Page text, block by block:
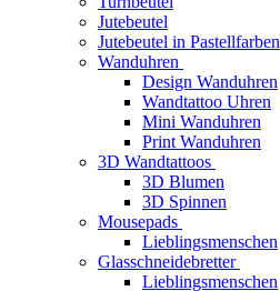
Jutebeutel
Jutebeutel in Pastellfarben
Wanduhren
Design Wanduhren
Wandtattoo Uhren
Mini Wanduhren
Print Wanduhren
3D Wandtattoos
3D Blumen
3D Spinnen
Mousepads
Lieblingsmenschen
Glasschneidebretter
Lieblingsmenschen